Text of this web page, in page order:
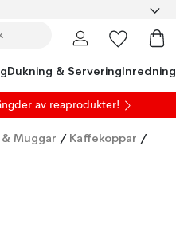
Dukning & ServeringInredning
av reaprodukter!
Muggar / Kaffekoppar /